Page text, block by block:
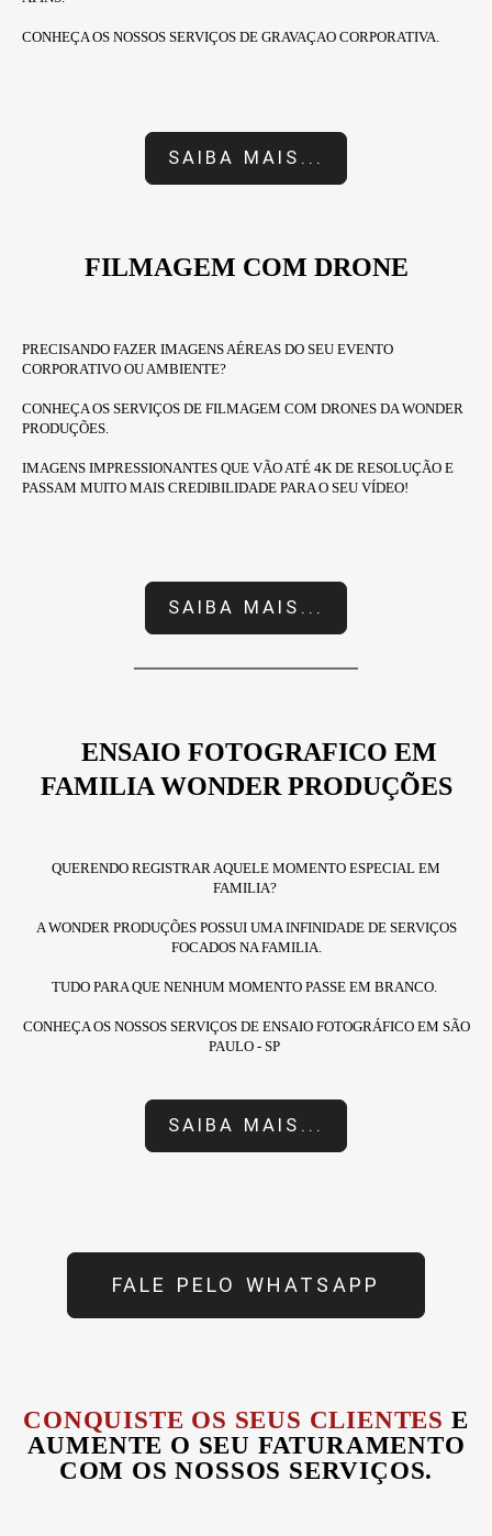
CONHEÇA OS NOSSOS SERVIÇOS DE GRAVAÇAO CORPORATIVA.
SAIBA MAIS...
FILMAGEM COM DRONE
PRECISANDO FAZER IMAGENS AÉREAS DO SEU EVENTO
CORPORATIVO OU AMBIENTE?
CONHEÇA OS SERVIÇOS DE FILMAGEM COM DRONES DA WONDER
PRODUÇÕES.
IMAGENS IMPRESSIONANTES QUE VÃO ATÉ 4K DE RESOLUÇÃO E
PASSAM MUITO MAIS CREDIBILIDADE PARA O SEU VÍDEO!
SAIBA MAIS...
ENSAIO FOTOGRAFICO EM
FAMILIA WONDER PRODUÇÕES
QUERENDO REGISTRAR AQUELE MOMENTO ESPECIAL EM
FAMILIA?
A WONDER PRODUÇÕES POSSUI UMA INFINIDADE DE SERVIÇOS
FOCADOS NA FAMILIA.
TUDO PARA QUE NENHUM MOMENTO PASSE EM BRANCO.
CONHEÇA OS NOSSOS SERVIÇOS DE ENSAIO FOTOGRÁFICO EM SÃO
PAULO - SP
SAIBA MAIS...
FALE PELO WHATSAPP
CONQUISTE OS SEUS CLIENTES E
AUMENTE O SEU FATURAMENTO
COM OS NOSSOS SERVIÇOS.